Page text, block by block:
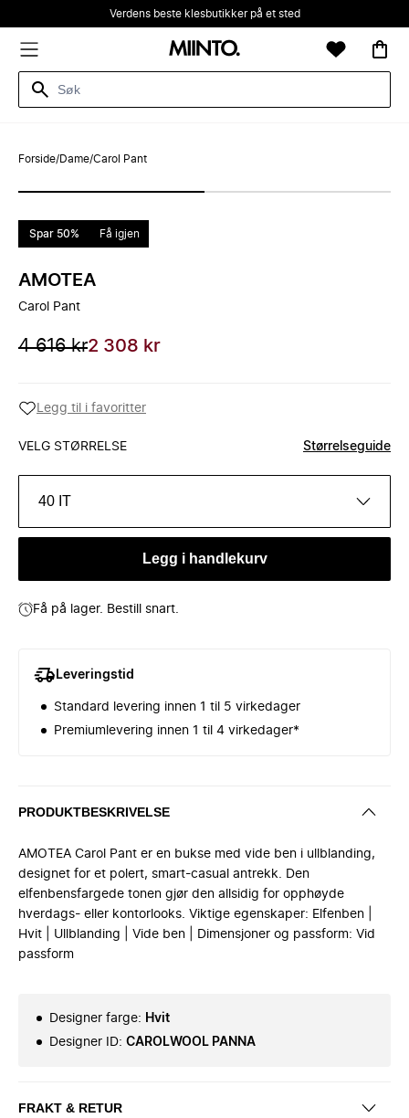
Verdens beste klesbutikker på et sted
Forside/Dame/Carol Pant
Spar 50% Få igjen
AMOTEA
Carol Pant
4 616 kr2 308 kr
Legg til i favoritter
VELG STØRRELSE Størrelseguide
40 IT
Legg i handlekurv
Få på lager. Bestill snart.
Leveringstid
Standard levering innen 1 til 5 virkedager
Premiumlevering innen 1 til 4 virkedager*
PRODUKTBESKRIVELSE
AMOTEA Carol Pant er en bukse med vide ben i ullblanding,
designet for et polert, smart-casual antrekk. Den
elfenbensfargede tonen gjør den allsidig for opphøyde
hverdags- eller kontorlooks. Viktige egenskaper: Elfenben |
Hvit | Ullblanding | Vide ben | Dimensjoner og passform: Vid
passform
Designer farge: Hvit
Designer ID: CAROLWOOL PANNA
FRAKT & RETUR